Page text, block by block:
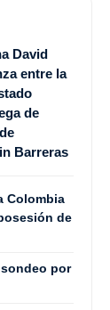
David
entre la
de
Barreras
Colombia
de
por